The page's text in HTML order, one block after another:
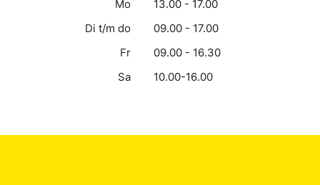
Mo
13.00 - 17.00
Di t/m do
09.00 - 17.00
Fr
09.00 - 16.30
Sa
10.00-16.00